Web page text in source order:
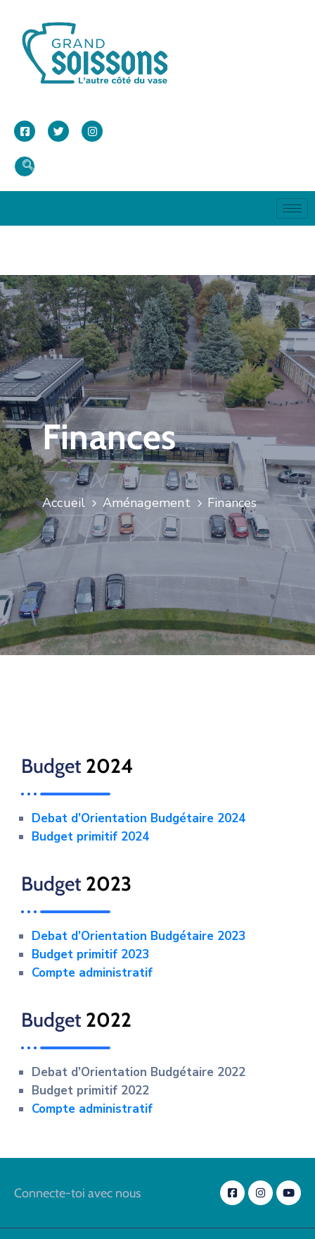
Finances
Accueil Aménagement Finances
Budget 2024
Debat d’Orientation Budgétaire 2024
Budget primitif 2024
Budget 2023
Debat d’Orientation Budgétaire 2023
Budget primitif 2023
Compte administratif
Budget 2022
Debat d’Orientation Budgétaire 2022
Budget primitif 2022
Compte administratif
Connecte-toi avec nous